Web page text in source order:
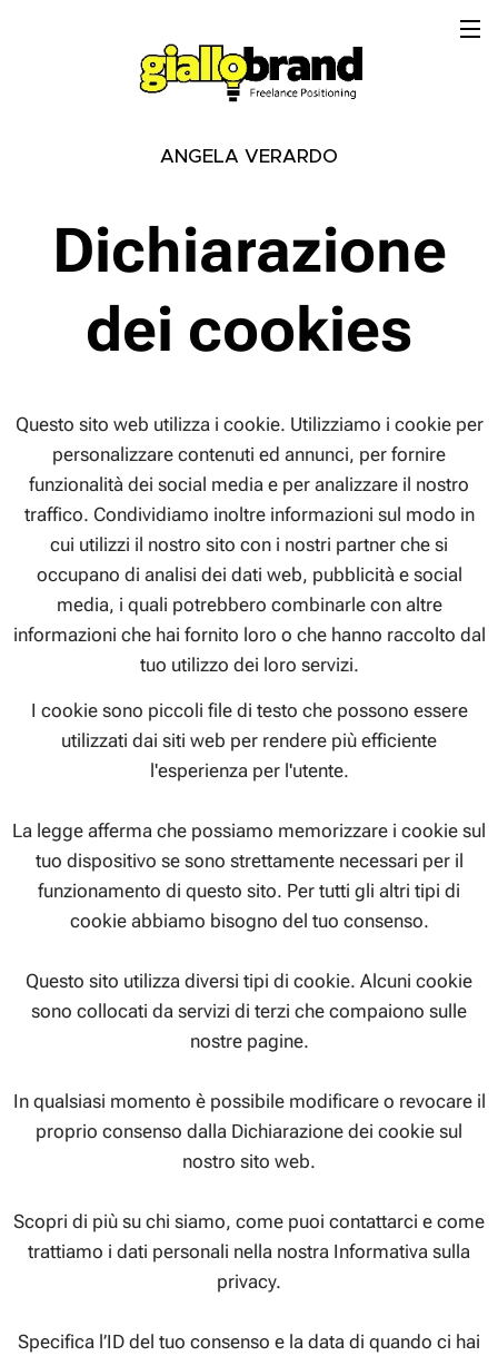
ANGELA VERARDO
Dichiarazione
dei cookies
Questo sito web utilizza i cookie. Utilizziamo i cookie per
personalizzare contenuti ed annunci, per fornire
funzionalità dei social media e per analizzare il nostro
traffico. Condividiamo inoltre informazioni sul modo in
cui utilizzi il nostro sito con i nostri partner che si
occupano di analisi dei dati web, pubblicità e social
media, i quali potrebbero combinarle con altre
informazioni che hai fornito loro o che hanno raccolto dal
tuo utilizzo dei loro servizi.
I cookie sono piccoli file di testo che possono essere
utilizzati dai siti web per rendere più efficiente
l'esperienza per l'utente.
La legge afferma che possiamo memorizzare i cookie sul
tuo dispositivo se sono strettamente necessari per il
funzionamento di questo sito. Per tutti gli altri tipi di
cookie abbiamo bisogno del tuo consenso.
Questo sito utilizza diversi tipi di cookie. Alcuni cookie
sono collocati da servizi di terzi che compaiono sulle
nostre pagine.
In qualsiasi momento è possibile modificare o revocare il
proprio consenso dalla Dichiarazione dei cookie sul
nostro sito web.
Scopri di più su chi siamo, come puoi contattarci e come
trattiamo i dati personali nella nostra Informativa sulla
privacy.
Specifica l’ID del tuo consenso e la data di quando ci hai